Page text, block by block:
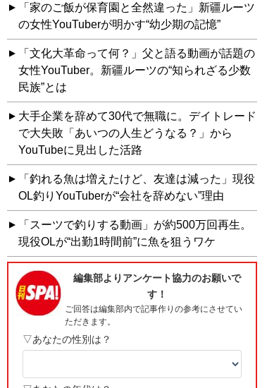
「家のご飯が保育園と全然違った」新疆ルーツ
の女性YouTuberが明かす“幼少期の記憶”
「文化大革命って何？」父と語る動画が話題の
女性YouTuber。新疆ルーツの“知られざる少数
民族”とは
大手企業を辞めて30代で無職に。デイトレード
で大失敗「あいつの人生どうなる？」から
YouTubeに見出した活路
「釣れる魚は増えたけど、友達は減った」現役
OL釣りYouTuberが“会社を辞めない”理由
「スーツで釣りする動画」が約500万回再生。
現役OLが“出勤1時間前”に魚を狙うワケ